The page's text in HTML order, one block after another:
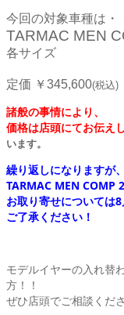
今回の対象車種は・
TARMAC MEN
各サイズ
定価 ￥345,600(税込)
諸般の事情により、
価格は店頭にてお伝え
います。
繰り返しになりますが、
TARMAC MEN COMP
お取り寄せについては8
ご了承ください！
モデルイヤーの入れ替
方！！
ぜひ店頭でご相談くだ